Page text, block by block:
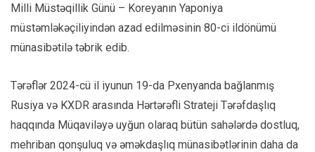
Milli Müstəqillik Günü – Koreyanın Yaponiya
müstəmləkəçiliyindən azad edilməsinin 80-ci ildönümü
münasibətilə təbrik edib.
Tərəflər 2024-cü il iyunun 19-da Pxenyanda bağlanmış
Rusiya və KXDR arasında Hərtərəfli Strateji Tərəfdaşlıq
haqqında Müqaviləyə uyğun olaraq bütün sahələrdə dostluq,
mehriban qonşuluq və əməkdaşlıq münasibətlərinin daha da